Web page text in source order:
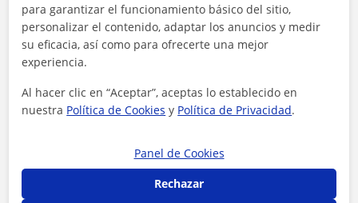
para garantizar el funcionamiento básico del sitio,
personalizar el contenido, adaptar los anuncios y medir
su eficacia, así como para ofrecerte una mejor
experiencia.
Al hacer clic en “Aceptar”, aceptas lo establecido en
nuestra Política de Cookies y Política de Privacidad.
Panel de Cookies
Rechazar